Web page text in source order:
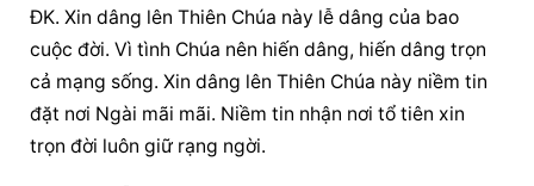
ĐK. Xin dâng lên Thiên Chúa này lễ dâng của bao
cuộc đời. Vì tình Chúa nên hiến dâng, hiến dâng trọn
cả mạng sống. Xin dâng lên Thiên Chúa này niềm tin
đặt nơi Ngài mãi mãi. Niềm tin nhận nơi tổ tiên xin
trọn đời luôn giữ rạng ngời.